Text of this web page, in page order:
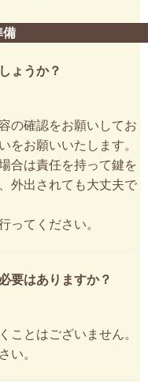
備
ょうか？
の確認をお願いしてお
をお願いいたします。
合は責任を持って鍵を
外出されても大丈夫で
ってください。
要はありますか？
ことはございません。
い。